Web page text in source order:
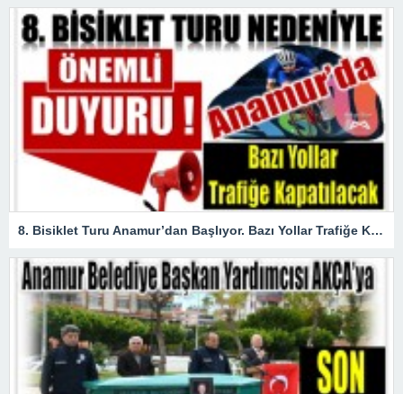
8. Bisiklet Turu Anamur’dan Başlıyor. Bazı Yollar Trafiğe Kapatılacak